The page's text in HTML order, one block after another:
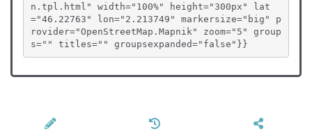
n.tpl.html" width="100%" height="300px" lat
="46.22763" lon="2.213749" markersize="big" p
rovider="OpenStreetMap.Mapnik" zoom="5" group
s="" titles="" groupsexpanded="false"}}